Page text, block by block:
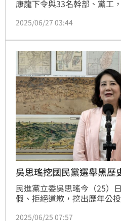
康龍下令與33名幹部、黨工
交替抄寫，勿抄寫80歲以上
汗的黨部」。
2025/06/27 03:44
吳思瑤挖國民黨選舉黑歷
民進黨立委吳思瑤今（25）
假、拒絕道歉，挖出歷年公
2025/06/25 07:57